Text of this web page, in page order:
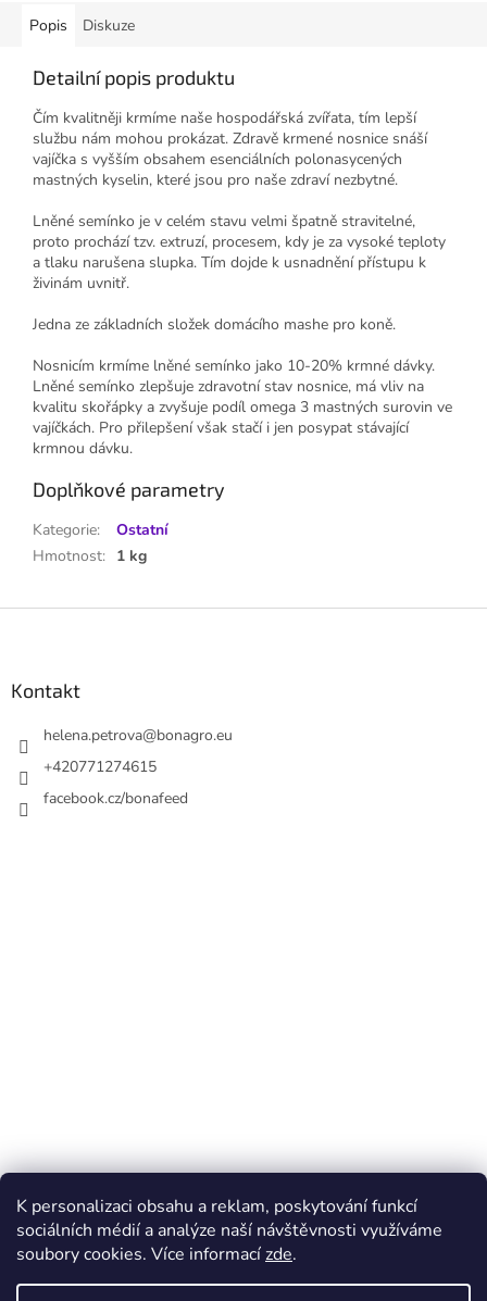
K personalizaci obsahu a reklam, poskytování funkcí
sociálních médií a analýze naší návštěvnosti využíváme
soubory cookies. Více informacízde.
Popis Diskuze
Detailní popis produktu
Čím kvalitněji krmíme naše hospodářská zvířata, tím lepší
službu nám mohou prokázat. Zdravě krmené nosnice snáší
vajíčka s vyšším obsahem esenciálních polonasycených
mastných kyselin, které jsou pro naše zdraví nezbytné.
Lněné semínko je v celém stavu velmi špatně stravitelné,
proto prochází tzv. extruzí, procesem, kdy je za vysoké teploty
a tlaku narušena slupka. Tím dojde k usnadnění přístupu k
živinám uvnitř.
Jedna ze základních složek domácího mashe pro koně.
Nosnicím krmíme lněné semínko jako 10-20% krmné dávky.
Lněné semínko zlepšuje zdravotní stav nosnice, má vliv na
kvalitu skořápky a zvyšuje podíl omega 3 mastných surovin ve
vajíčkách. Pro přilepšení však stačí i jen posypat stávající
krmnou dávku.
Doplňkové parametry
Kategorie:
Ostatní
Hmotnost: 1 kg
Kontakt
helena.petrova@bonagro.eu
+420771274615
facebook.cz/bonafeed